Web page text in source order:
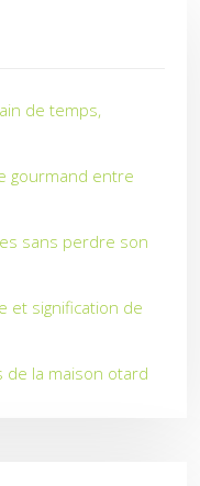
de temps,
gourmand entre
sans perdre son
et signification de
de la maison otard